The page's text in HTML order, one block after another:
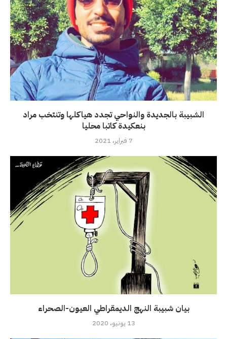
الشبيبة بالجديدة والنواحي تجدد هياكلها وتنتخب مراد
بنعكيدة كاتبا محليا
7 فبراير، 2021
بيان شبيبة النهج الديمقراطي العيون-الصحراء
13 يونيو، 2020